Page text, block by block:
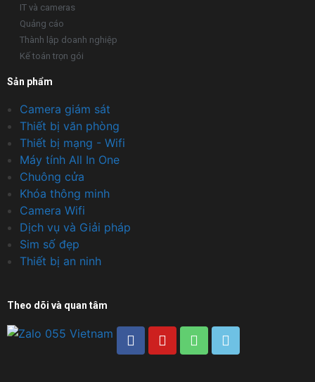
IT và cameras
Quảng cáo
Thành lập doanh nghiệp
Kế toán trọn gói
Sản phẩm
Camera giám sát
Thiết bị văn phòng
Thiết bị mạng - Wifi
Máy tính All In One
Chuông cửa
Khóa thông minh
Camera Wifi
Dịch vụ và Giải pháp
Sim số đẹp
Thiết bị an ninh
Theo dõi và quan tâm